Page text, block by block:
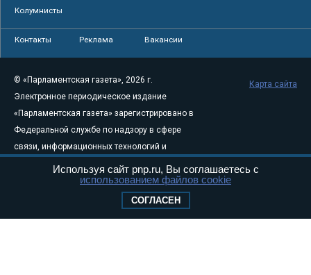
Колумнисты
Контакты Реклама Вакансии
© «Парламентская газета», 2026 г.
Электронное периодическое издание
«Парламентская газета» зарегистрировано в
Федеральной службе по надзору в сфере
связи, информационных технологий и
массовых коммуникаций (Роскомнадзор) 05
августа 2011 года. 18+
Свидетельство о регистрации Эл № ФС77-
Карта сайта
Используя сайт pnp.ru, Вы соглашаетесь с
использованием файлов cookie
СОГЛАСЕН